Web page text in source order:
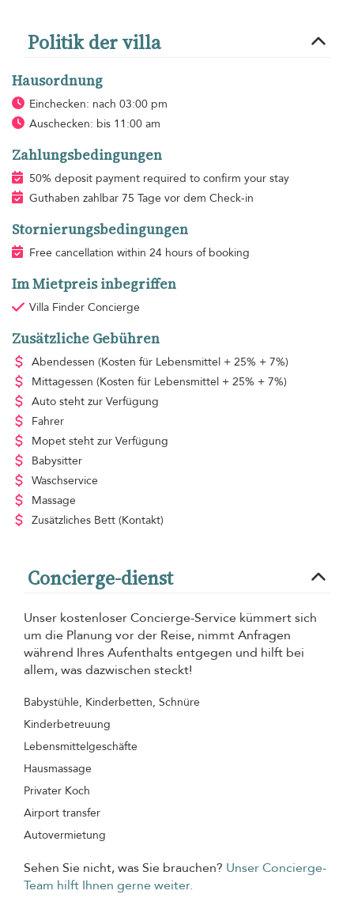
Politik der villa
Hausordnung
Einchecken: nach 03:00 pm
Auschecken: bis 11:00 am
Zahlungsbedingungen
50% deposit payment required to confirm your stay
Guthaben zahlbar 75 Tage vor dem Check-in
Stornierungsbedingungen
Free cancellation within 24 hours of booking
Im Mietpreis inbegriffen
Villa Finder Concierge
Zusätzliche Gebühren
Abendessen (Kosten für Lebensmittel + 25% + 7%)
Mittagessen (Kosten für Lebensmittel + 25% + 7%)
Auto steht zur Verfügung
Fahrer
Mopet steht zur Verfügung
Babysitter
Waschservice
Massage
Zusätzliches Bett (Kontakt)
Concierge-dienst
Unser kostenloser Concierge-Service kümmert sich
um die Planung vor der Reise, nimmt Anfragen
während Ihres Aufenthalts entgegen und hilft bei
allem, was dazwischen steckt!
Babystühle, Kinderbetten, Schnüre
Kinderbetreuung
Lebensmittelgeschäfte
Hausmassage
Privater Koch
Airport transfer
Autovermietung
Sehen Sie nicht, was Sie brauchen? Unser Concierge-
Team hilft Ihnen gerne weiter.